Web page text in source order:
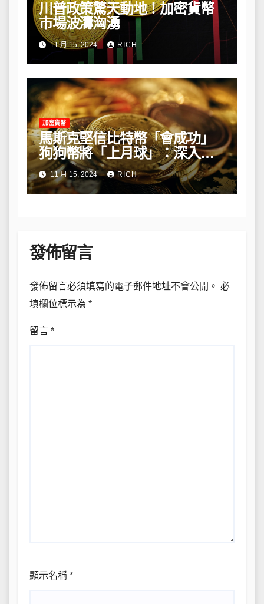
川普政策驚天動地！加密貨幣
市場波濤洶湧
11 月 15, 2024 RICH
加密貨幣
馬斯克堅信比特幣「會成功」
狗狗幣將「上月球」：深入解
析他的長期看法
11 月 15, 2024 RICH
發佈留言
發佈留言必須填寫的電子郵件地址不會公開。 必
填欄位標示為 *
留言 *
顯示名稱 *